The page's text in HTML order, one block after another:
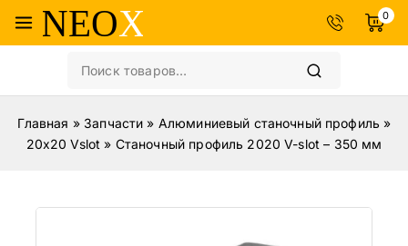
0
Главная » Запчасти » Алюминиевый станочный профиль »
20x20 Vslot » Станочный профиль 2020 V-slot – 350 мм